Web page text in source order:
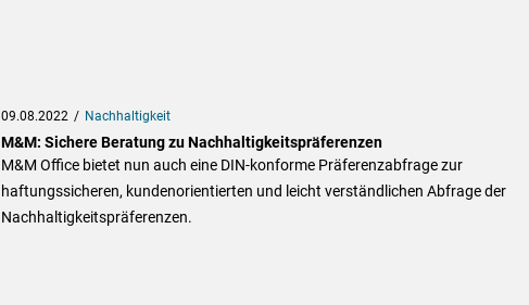
09.08.2022 Nachhaltigkeit
M&M: Sichere Beratung zu Nachhaltigkeitspräferenzen
M&M Office bietet nun auch eine DIN-konforme Präferenzabfrage zur
haftungssicheren, kundenorientierten und leicht verständlichen Abfrage der
Nachhaltigkeitspräferenzen.